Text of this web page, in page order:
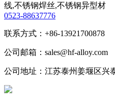
线,不锈钢焊丝,不锈钢异型材
0523-88637776
联系方式：+86-13921700878
公司邮箱：sales@hf-alloy.com
公司地址：江苏泰州姜堰区兴